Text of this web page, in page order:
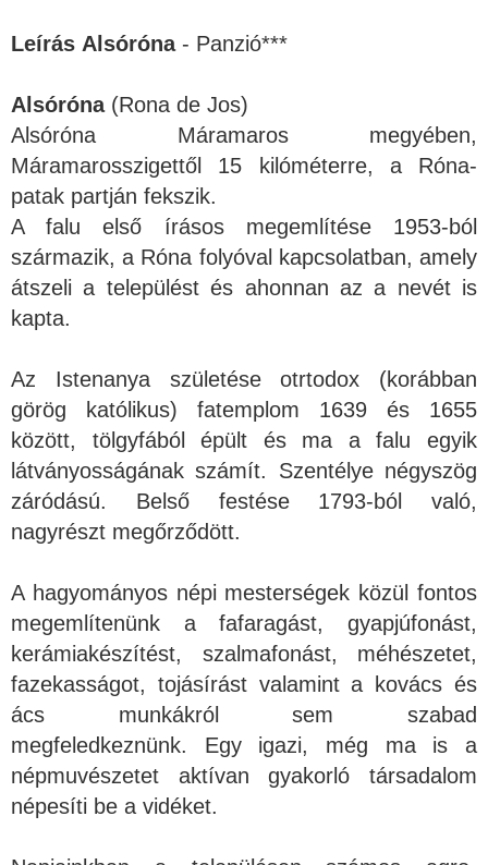
Leírás Alsóróna- Panzió***
Alsóróna (Rona de Jos)
Alsóróna Máramaros megyében,
Máramarosszigettől 15 kilóméterre, a Róna-
patak partján fekszik.
A falu első írásos megemlítése 1953-ból
származik, a Róna folyóval kapcsolatban, amely
átszeli a települést és ahonnan az a nevét is
kapta.
Az Istenanya születése otrtodox (korábban
görög katólikus) fatemplom 1639 és 1655
között, tölgyfából épült és ma a falu egyik
látványosságának számít. Szentélye négyszög
záródású. Belső festése 1793-ból való,
nagyrészt megőrződött.
A hagyományos népi mesterségek közül fontos
megemlítenünk a fafaragást, gyapjúfonást,
kerámiakészítést, szalmafonást, méhészetet,
fazekasságot, tojásírást valamint a kovács és
ács munkákról sem szabad
megfeledkeznünk. Egy igazi, még ma is a
népmuvészetet aktívan gyakorló társadalom
népesíti be a vidéket.